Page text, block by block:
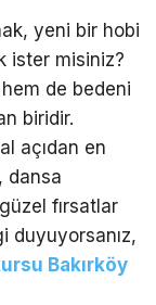
yeni bir hobi
ister misiniz?
de bedeni
biridir.
açıdan en
dansa
fırsatlar
duyuyorsanız,
Bakırköy